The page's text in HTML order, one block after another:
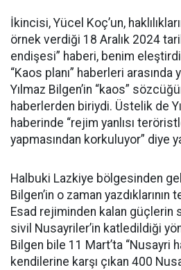
İkincisi, Yücel Koç’un,
örnek verdiği 18 Aralık 2024
endişesi” haberi, benim
“Kaos planı” haberleri
Yılmaz Bilgen’in “kaos”
haberlerden biriydi. Üstelik de
haberinde “rejim yanlısı
yapmasından korkuluyor” diye
Halbuki Lazkiye bölgesinden
Bilgen’in o zaman
Esad rejiminden kalan güçlerin
sivil Nusayriler’in katledildiği
Bilgen bile 11 Mart’ta “Nusayri
kendilerine karşı çıkan 400